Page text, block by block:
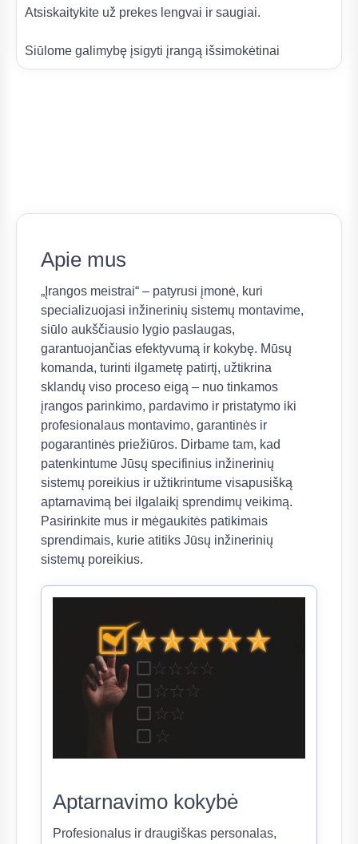
Atsiskaitykite už prekes lengvai ir saugiai.
Siūlome galimybę įsigyti įrangą išsimokėtinai
Apie mus
„Įrangos meistrai“ – patyrusi įmonė, kuri
specializuojasi inžinerinių sistemų montavime,
siūlo aukščiausio lygio paslaugas,
garantuojančias efektyvumą ir kokybę. Mūsų
komanda, turinti ilgametę patirtį, užtikrina
sklandų viso proceso eigą – nuo tinkamos
įrangos parinkimo, pardavimo ir pristatymo iki
profesionalaus montavimo, garantinės ir
pogarantinės priežiūros. Dirbame tam, kad
patenkintume Jūsų specifinius inžinerinių
sistemų poreikius ir užtikrintume visapusišką
aptarnavimą bei ilgalaikį sprendimų veikimą.
Pasirinkite mus ir mėgaukitės patikimais
sprendimais, kurie atitiks Jūsų inžinerinių
sistemų poreikius.
Aptarnavimo kokybė
Profesionalus ir draugiškas personalas,